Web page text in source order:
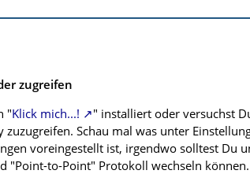
zugreifen
"Klick mich...!
" installiert oder versuchst
zuzugreifen. Schau mal was unter
voreingestellt ist, irgendwo solltest Du
"Point-to-Point" Protokoll wechseln